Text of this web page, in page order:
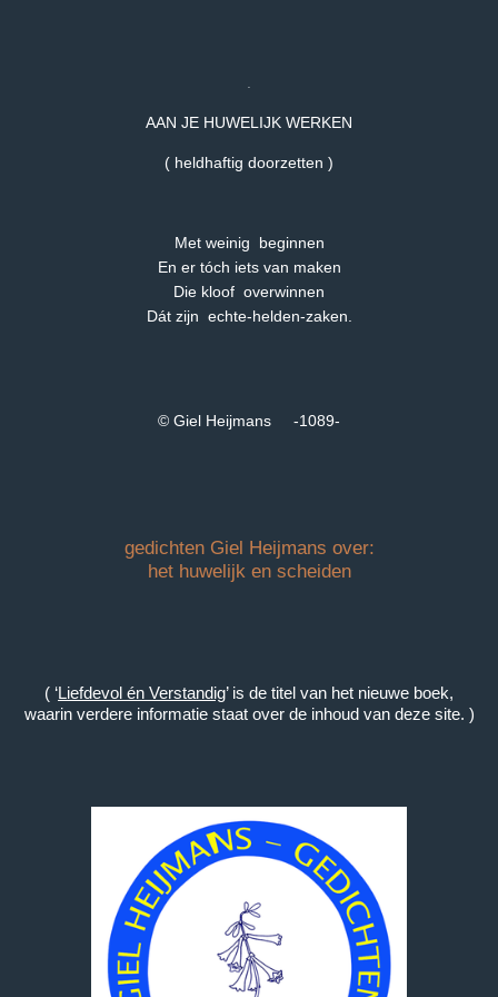
AAN JE HUWELIJK WERKEN
( heldhaftig doorzetten )
Met weinig beginnen
En er tóch iets van maken
Die kloof overwinnen
Dát zijn echte-helden-zaken.
© Giel Heijmans -1089-
gedichten Giel Heijmans over:
het huwelijk en scheiden
( ‘Liefdevol én Verstandig’ is de titel van het nieuwe boek,
waarin verdere informatie staat over de inhoud van deze site. )